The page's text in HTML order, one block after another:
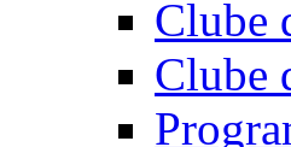
Clube
Clube